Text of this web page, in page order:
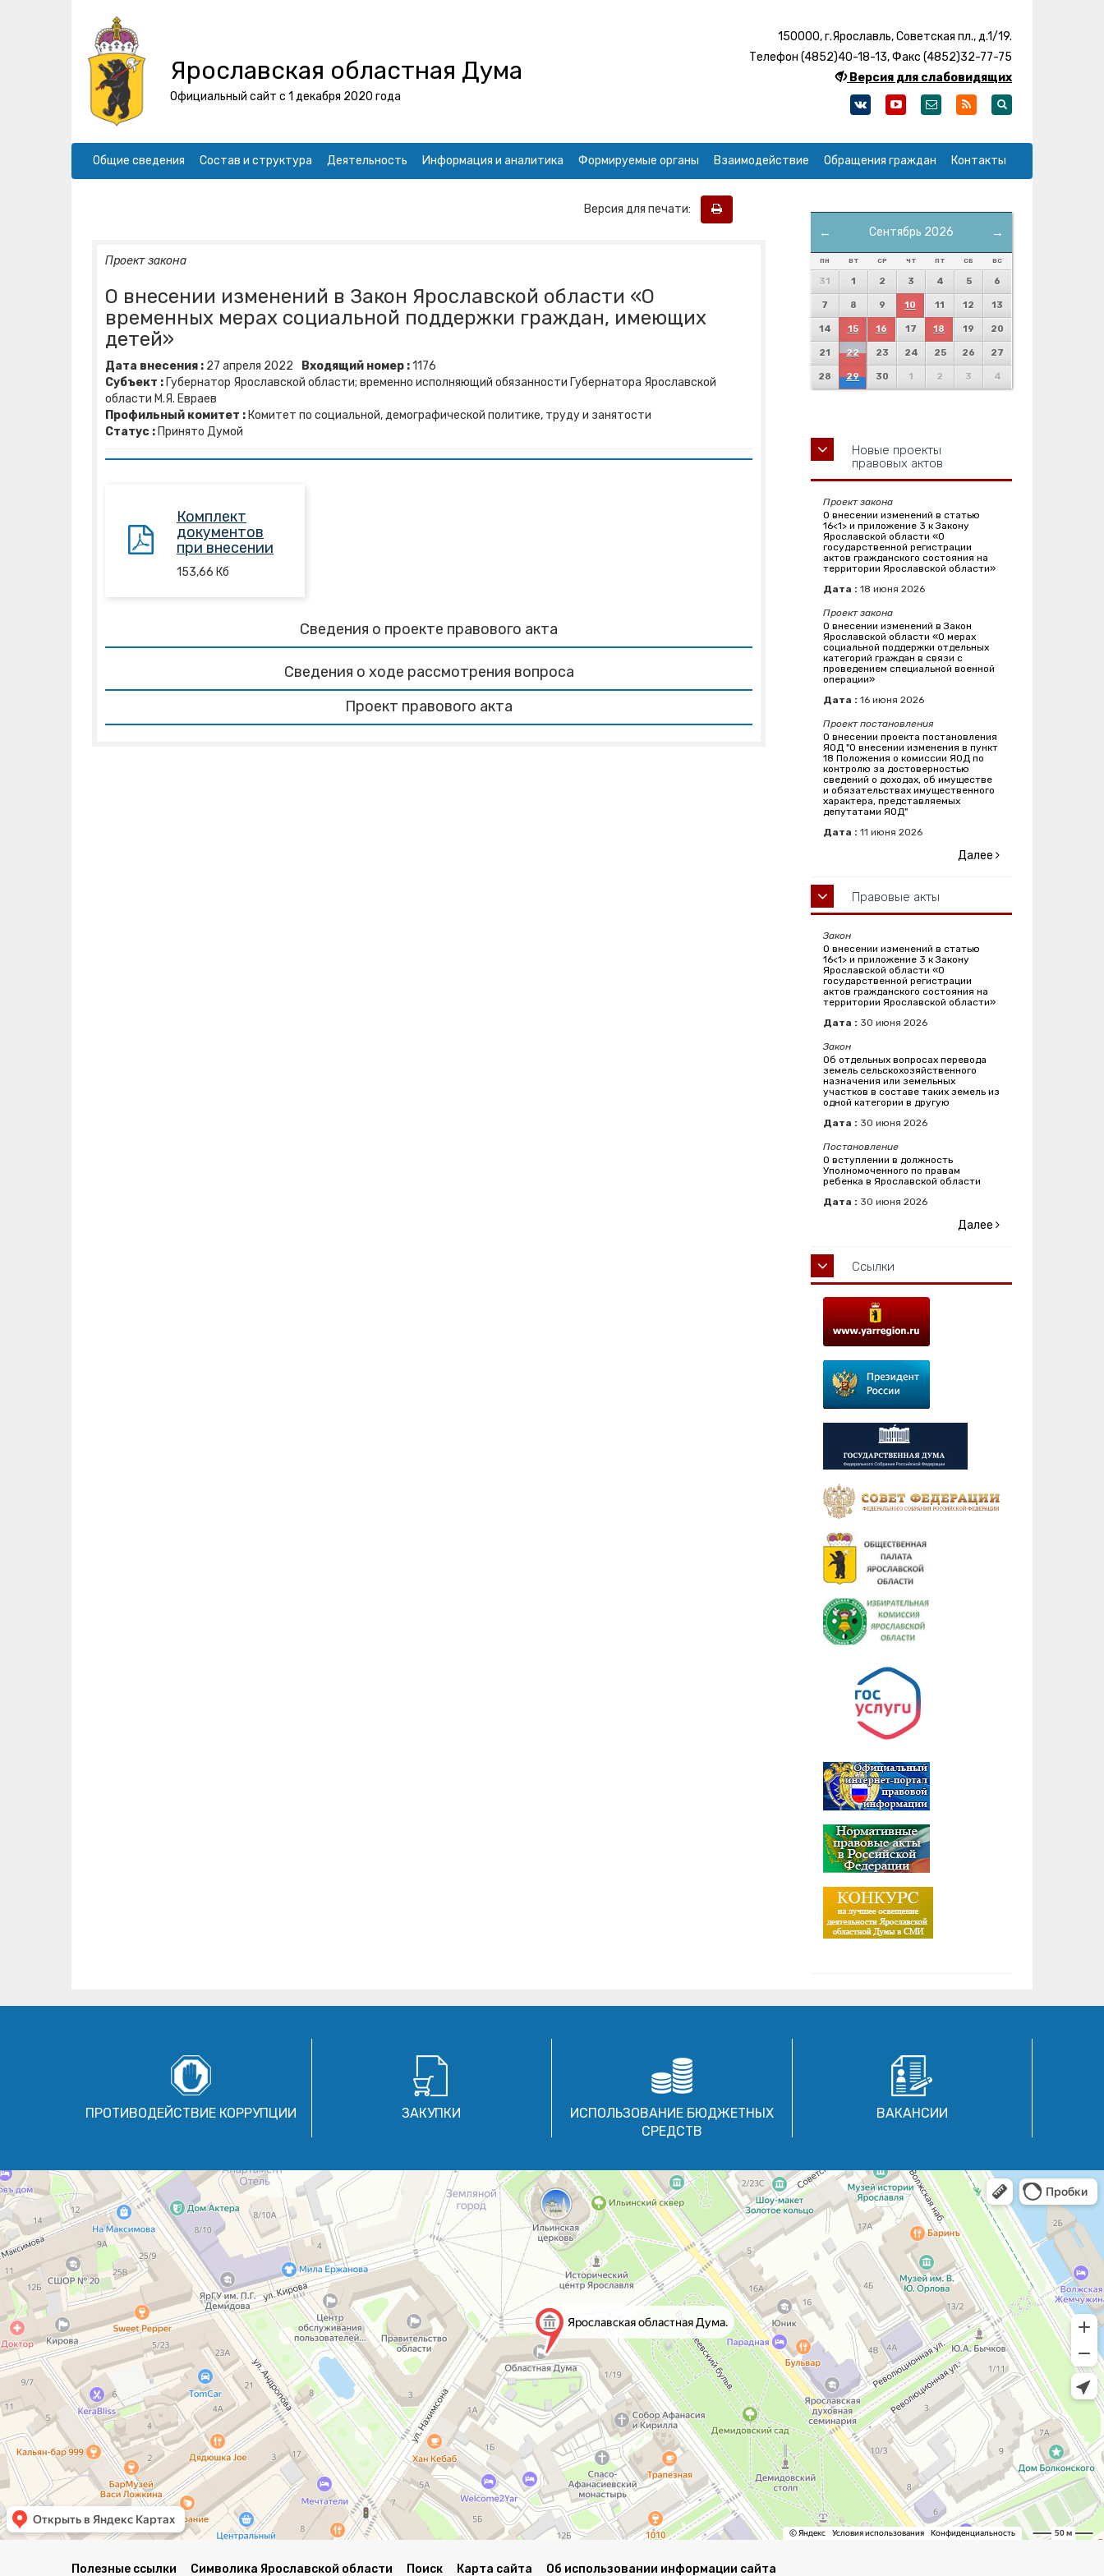
Ярославская областная Дума
Официальный сайт с 1 декабря 2020 года
150000, г.Ярославль, Советская пл., д.1/19.
Телефон (4852)40-18-13, Факс (4852)32-77-75
Версия для слабовидящих
Общие сведения Состав и структура Деятельность Информация и аналитика Формируемые органы Взаимодействие Обращения граждан Контакты
Версия для печати:
Проект закона
О внесении изменений в Закон Ярославской области «О
временных мерах социальной поддержки граждан, имеющих
детей»
Дата внесения : 27 апреля 2022 Входящий номер :1176
Субъект : Губернатор Ярославской области; временно исполняющий обязанности Губернатора Ярославской
области М.Я. Евраев
Профильный комитет : Комитет по социальной, демографической политике, труду и занятости
Статус : Принято Думой
Комплект
документов
при внесении
153,66 Кб
Сведения о проекте правового акта
Сведения о ходе рассмотрения вопроса
Проект правового акта
← →
Сентябрь 2026
ПН ВТ СР ЧТ ПТ СБ ВС
31 1 2 3 4 5 6
7 8 9 10 11 12 13
14 15 16 17 18 19 20
21 22 23 24 25 26 27
28 29 30 1 2 3 4
Новые проекты
правовых актов
Проект закона
О внесении изменений в статью
16<1> и приложение 3 к Закону
Ярославской области «О
государственной регистрации
актов гражданского состояния на
территории Ярославской области»
Дата : 18 июня 2026
Проект закона
О внесении изменений в Закон
Ярославской области «О мерах
социальной поддержки отдельных
категорий граждан в связи с
проведением специальной военной
операции»
Дата : 16 июня 2026
Проект постановления
О внесении проекта постановления
ЯОД "О внесении изменения в пункт
18 Положения о комиссии ЯОД по
контролю за достоверностью
сведений о доходах, об имуществе
и обязательствах имущественного
характера, представляемых
депутатами ЯОД"
Дата : 11 июня 2026
Далее
Правовые акты
Закон
О внесении изменений в статью
16<1> и приложение 3 к Закону
Ярославской области «О
государственной регистрации
актов гражданского состояния на
территории Ярославской области»
Дата : 30 июня 2026
Закон
Об отдельных вопросах перевода
земель сельскохозяйственного
назначения или земельных
участков в составе таких земель из
одной категории в другую
Дата : 30 июня 2026
Постановление
О вступлении в должность
Уполномоченного по правам
ребенка в Ярославской области
Дата : 30 июня 2026
Далее
Ссылки
ПРОТИВОДЕЙСТВИЕ КОРРУПЦИИ ЗАКУПКИ
ИСПОЛЬЗОВАНИЕ БЮДЖЕТНЫХ
СРЕДСТВ
ВАКАНСИИ
Полезные ссылки Символика Ярославской области Поиск Карта сайта Об использовании информации сайта